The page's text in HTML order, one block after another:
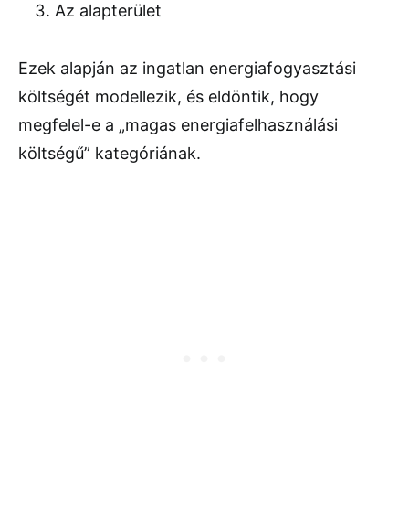
Az alapterület
Ezek alapján az ingatlan energiafogyasztási
költségét modellezik, és eldöntik, hogy
megfelel-e a „magas energiafelhasználási
költségű” kategóriának.